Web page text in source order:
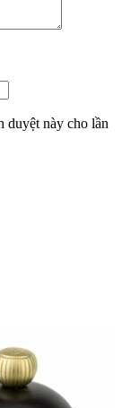
duyệt này cho lần